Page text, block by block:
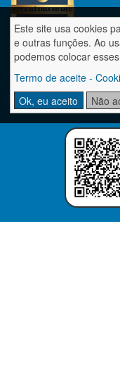
Este site usa cookies
e outras funções. Ao
podemos colocar
Termo de aceite -
Ok, eu aceito
Não
Unidade Campus
Unidade
Horários de
+55 (55)